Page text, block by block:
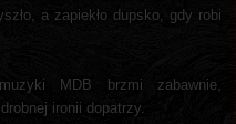
a zapiekło dupsko, gdy robi
MDB brzmi zabawnie,
ironii dopatrzy.